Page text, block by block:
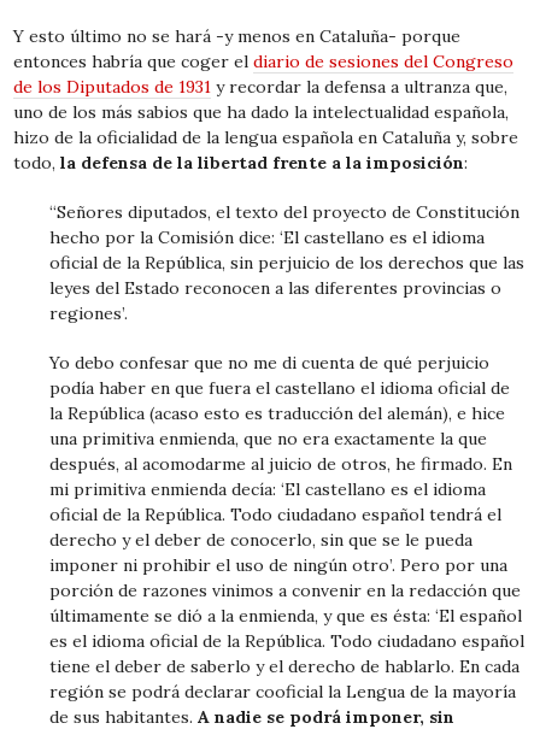
Y esto último no se hará -y menos en Cataluña- porque
entonces habría que coger eldiario de sesiones del Congreso
de los Diputados de 1931 y recordar la defensa a ultranza que,
uno de los más sabios que ha dado la intelectualidad española,
hizo de la oficialidad de la lengua española en Cataluña y, sobre
todo,la defensa de la libertad frente a la imposición:
“Señores diputados, el texto del proyecto de Constitución
hecho por la Comisión dice: ‘El castellano es el idioma
oficial de la República, sin perjuicio de los derechos que las
leyes del Estado reconocen a las diferentes provincias o
regiones’.
Yo debo confesar que no me di cuenta de qué perjuicio
podía haber en que fuera el castellano el idioma oficial de
la República (acaso esto es traducción del alemán), e hice
una primitiva enmienda, que no era exactamente la que
después, al acomodarme al juicio de otros, he firmado. En
mi primitiva enmienda decía: ‘El castellano es el idioma
oficial de la República. Todo ciudadano español tendrá el
derecho y el deber de conocerlo, sin que se le pueda
imponer ni prohibir el uso de ningún otro’. Pero por una
porción de razones vinimos a convenir en la redacción que
últimamente se dió a la enmienda, y que es ésta: ‘El español
es el idioma oficial de la República. Todo ciudadano español
tiene el deber de saberlo y el derecho de hablarlo. En cada
región se podrá declarar cooficial la Lengua de la mayoría
de sus habitantes.A nadie se podrá imponer, sin